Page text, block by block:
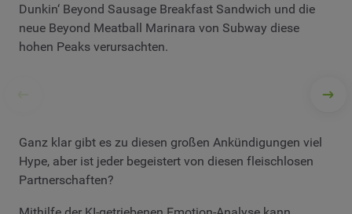
Dunkin‘ Beyond Sausage Breakfast Sandwich und die
neue Beyond Meatball Marinara von Subway diese
hohen Peaks verursachten.
Ganz klar gibt es zu diesen großen Ankündigungen viel
Hype, aber ist jeder begeistert von diesen fleischlosen
Partnerschaften?